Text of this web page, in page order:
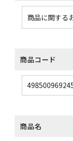
商品コード
商品名